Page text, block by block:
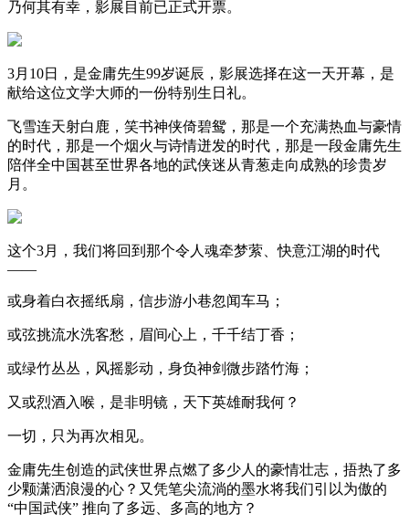
乃何其有幸，影展目前已正式开票。
3月10日，是金庸先生99岁诞辰，影展选择在这一天开幕，是
献给这位文学大师的一份特别生日礼。
飞雪连天射白鹿，笑书神侠倚碧鸳，那是一个充满热血与豪情
的时代，那是一个烟火与诗情迸发的时代，那是一段金庸先生
陪伴全中国甚至世界各地的武侠迷从青葱走向成熟的珍贵岁
月。
这个3月，我们将回到那个令人魂牵梦萦、快意江湖的时代
——
或身着白衣摇纸扇，信步游小巷忽闻车马；
或弦挑流水洗客愁，眉间心上，千千结丁香；
或绿竹丛丛，风摇影动，身负神剑微步踏竹海；
又或烈酒入喉，是非明镜，天下英雄耐我何？
一切，只为再次相见。
金庸先生创造的武侠世界点燃了多少人的豪情壮志，捂热了多
少颗潇洒浪漫的心？又凭笔尖流淌的墨水将我们引以为傲的
“中国武侠” 推向了多远、多高的地方？